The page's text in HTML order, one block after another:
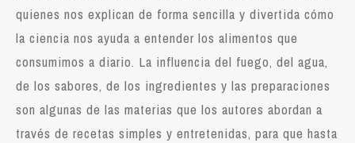
quienes nos explican de forma sencilla y divertida cómo
la ciencia nos ayuda a entender los alimentos que
consumimos a diario. La influencia del fuego, del agua,
de los sabores, de los ingredientes y las preparaciones
son algunas de las materias que los autores abordan a
través de recetas simples y entretenidas, para que hasta